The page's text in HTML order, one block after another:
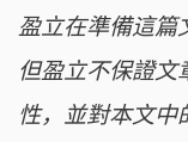
盈立在準備這篇
但盈立不保證文
性，並對本文中